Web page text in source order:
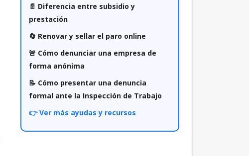
📄 Diferencia entre subsidio y
prestación
🔄 Renovar y sellar el paro online
🚨 Cómo denunciar una empresa de
forma anónima
📝 Cómo presentar una denuncia
formal ante la Inspección de Trabajo
👉 Ver más ayudas y recursos